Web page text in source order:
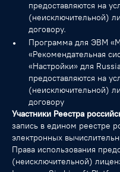
предоставляются на
(неисключительной)
договору.
Программа для ЭВМ
«Рекомендательная
«Настройки» для
предоставляются на
(неисключительной)
договору
Участники Реестра
запись в едином реестре
электронных
Права использования
(неисключительной)